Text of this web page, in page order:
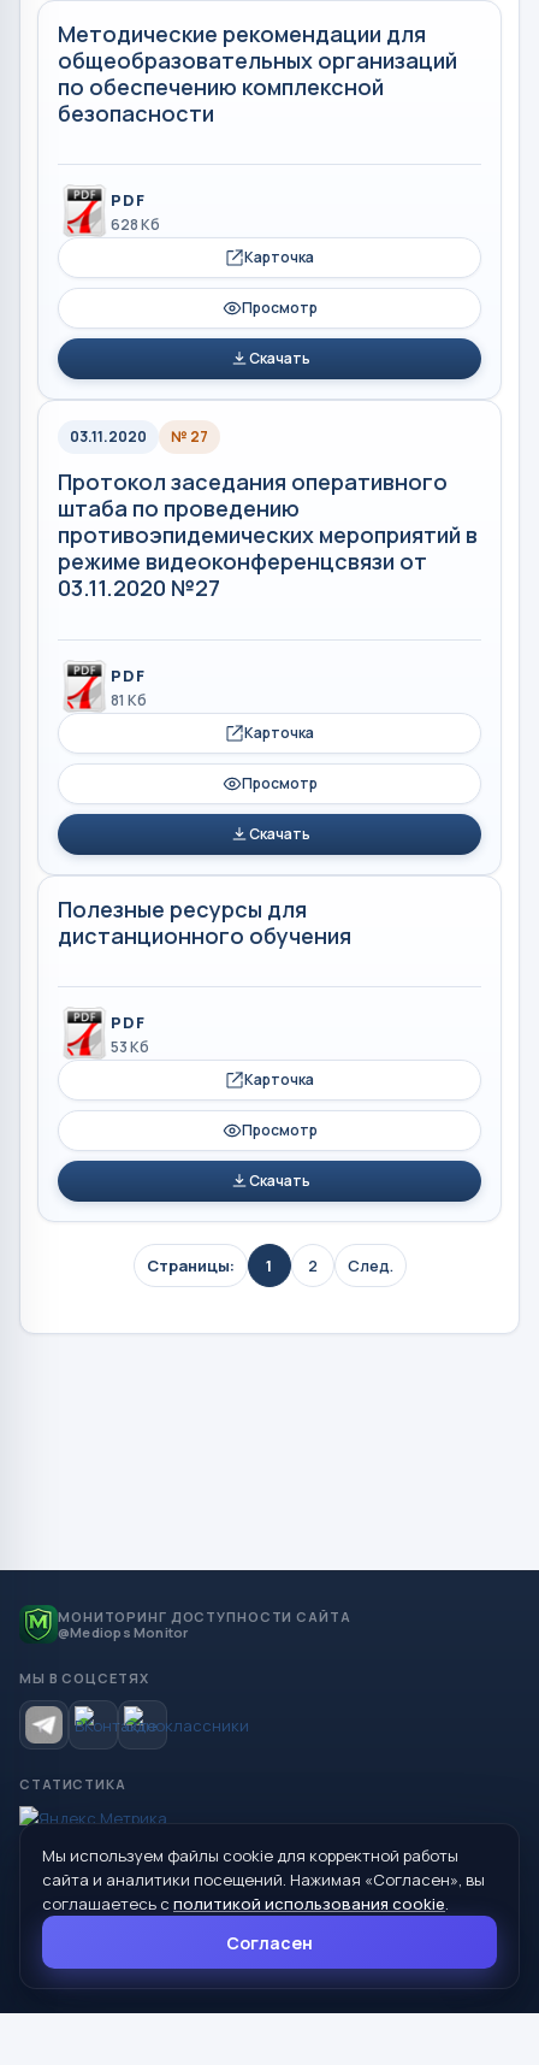
Методические рекомендации для
общеобразовательных организаций
по обеспечению комплексной
безопасности
PDF
628 Кб
Карточка
Просмотр
Скачать
03.11.2020 № 27
Протокол заседания оперативного
штаба по проведению
противоэпидемических мероприятий в
режиме видеоконференцсвязи от
03.11.2020 №27
PDF
81 Кб
Карточка
Просмотр
Скачать
Полезные ресурсы для
дистанционного обучения
PDF
53 Кб
Карточка
Просмотр
Скачать
Страницы: 1 2 След.
МОНИТОРИНГ ДОСТУПНОСТИ САЙТА
@Mediops Monitor
МЫ В СОЦСЕТЯХ
СТАТИСТИКА
© 2026 Управление образования Администрации МО
Сухой Лог
624800, Свердловская область, г. Сухой Лог, ул. Кирова, дом 7
8 (34373) 4-33-85
Мы используем файлы cookie для корректной работы
сайта и аналитики посещений. Нажимая «Согласен», вы
соглашаетесь с политикой использования cookie.
Согласен